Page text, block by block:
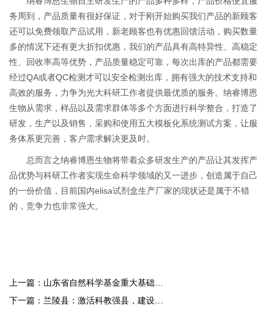
务周到，产品质量有很好保证，对于刚开始购买我们产品的新顾客
还可以免费领取产品试用，新老顾客也有优惠回馈活动，购买数量
多的情况下还有更大折扣优惠，我们的产品具有高特异性、高稳定
性、回收率高等优势，产品质量稳定可靠，每次出库的产品都需要
经过QA或者QC检测才可以安全检测出库，拥有强大的技术支持和
高效的服务，力争为光大科研工作者提供最优质的服务。纳睿博恩
生物从需求，样品以及需求群体等多个方面进行科学整合，打造了
研发，生产以及销售，采购和使用五大模板化系统测试方案，让服
务体系更完善，客户需求解决更及时。
总而言之纳睿博恩生物将带着众多研发生产的产品让其发挥产
品优势与科研工作者实现生命科学领域的又一进步，创造属于自己
的一份价值，目前国内elisa试剂盒生产厂家的现状还是属于不错
的，竞争力也非常强大。
上一篇： 山东省自然科学基金重大基础类
下一篇： 兰陵县：激活科教强县，建设人